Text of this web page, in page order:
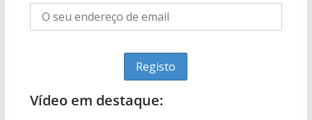
Vídeo em destaque: